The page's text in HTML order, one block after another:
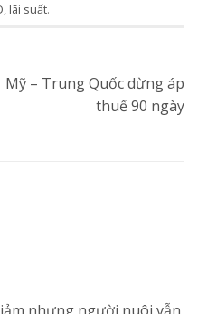
, lãi suất.
Mỹ – Trung Quốc dừng áp
thuế 90 ngày